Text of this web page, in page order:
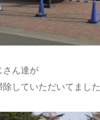
さん達が
していただいてました